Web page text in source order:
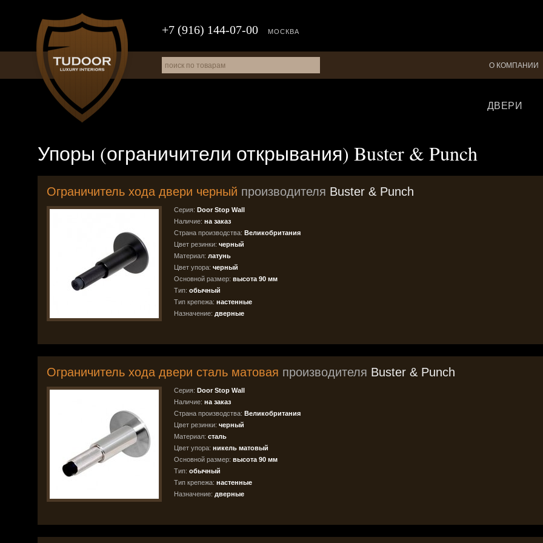
+7 (916) 144-07-00 МОСКВА
О КОМПАНИИ
ДВЕРИ
Упоры (ограничители открывания) Buster & Punch
Ограничитель хода двери черный производителя Buster & Punch
Серия: Door Stop Wall
Наличие: на заказ
Страна производства: Великобритания
Цвет резинки: черный
Материал: латунь
Цвет упора: черный
Основной размер: высота 90 мм
Тип: обычный
Тип крепежа: настенные
Назначение: дверные
Ограничитель хода двери сталь матовая производителя Buster & Punch
Серия: Door Stop Wall
Наличие: на заказ
Страна производства: Великобритания
Цвет резинки: черный
Материал: сталь
Цвет упора: никель матовый
Основной размер: высота 90 мм
Тип: обычный
Тип крепежа: настенные
Назначение: дверные